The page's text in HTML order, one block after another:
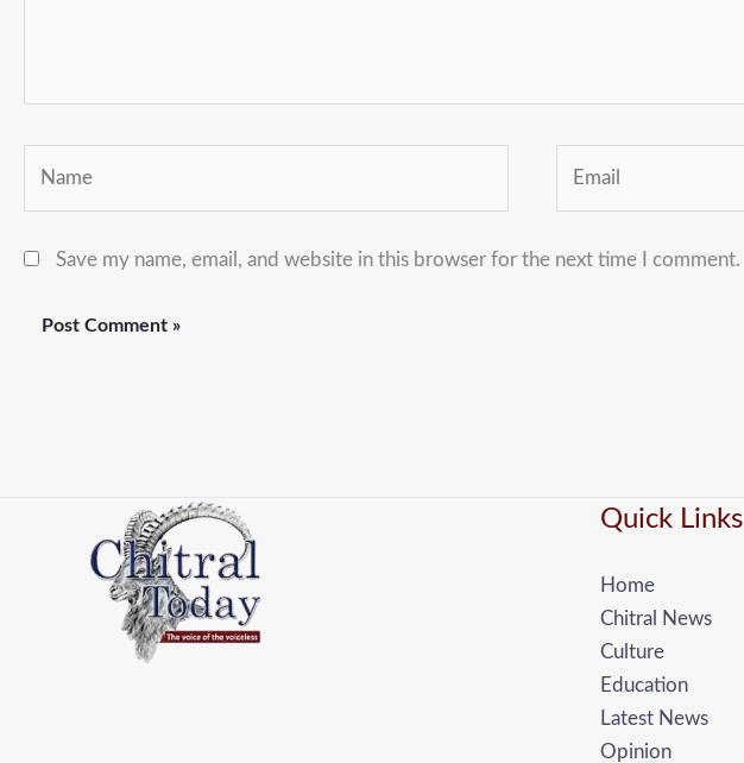
Save my name, email, and website in this browser for the next time I comment.
Quick Links
Home
Chitral News
Culture
Education
Latest News
Opinion